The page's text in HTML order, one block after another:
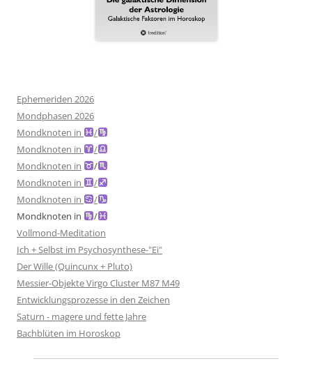
Ephemeriden 2026
Mondphasen 2026
Mondknoten in
/
Mondknoten in
/
Mondknoten in
/
Mondknoten in
/
Mondknoten in
/
Mondknoten in
/
Vollmond-Meditation
Ich + Selbst im Psychosynthese-"Ei"
Der Wille (Quincunx + Pluto)
Messier-Objekte Virgo Cluster M87 M49
Entwicklungsprozesse in den Zeichen
Saturn - magere und fette Jahre
Bachblüten im Horoskop